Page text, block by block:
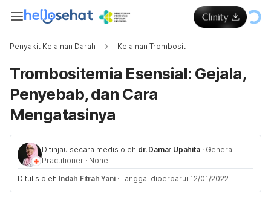
Penyakit Kelainan Darah Kelainan Trombosit
Trombositemia Esensial: Gejala,
Penyebab, dan Cara
Mengatasinya
Ditinjau secara medis oleh dr. Damar Upahita · General
Practitioner · None
Ditulis oleh Indah Fitrah Yani · Tanggal diperbarui 12/01/2022